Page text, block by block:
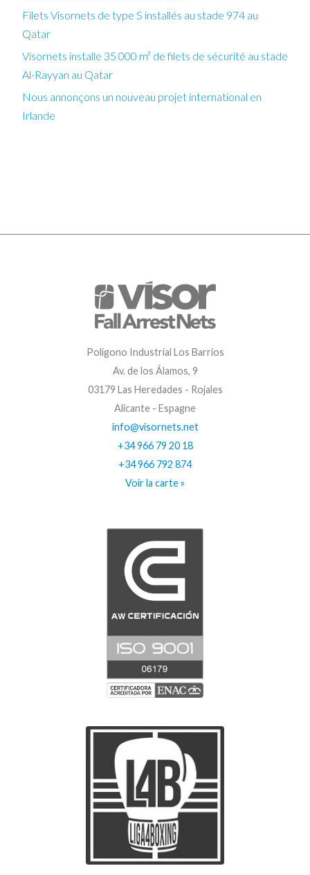
Filets Visornets de type S installés au stade 974 au
Qatar
Visornets installe 35 000 m² de filets de sécurité au stade
Al-Rayyan au Qatar
Nous annonçons un nouveau projet international en
Irlande
Polígono Industrial Los Barrios
Av. de los Álamos, 9
03179 Las Heredades - Rojales
Alicante - Espagne
info@visornets.net
+34 966 79 20 18
+34 966 792 874
Voir la carte »